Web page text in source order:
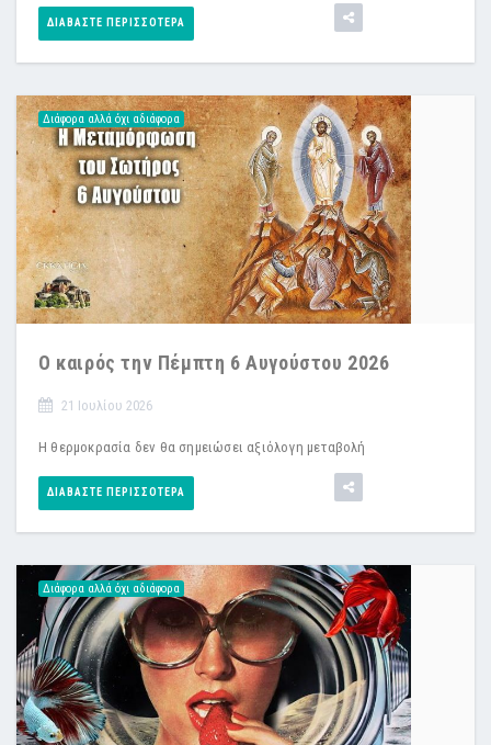
ΔΙΑΒΆΣΤΕ ΠΕΡΙΣΣΌΤΕΡΑ
Διάφορα αλλά όχι αδιάφορα
Ο καιρός την Πέμπτη 6 Αυγούστου 2026
21 Ιουλίου 2026
H θερμοκρασία δεν θα σημειώσει αξιόλογη μεταβολή
ΔΙΑΒΆΣΤΕ ΠΕΡΙΣΣΌΤΕΡΑ
Διάφορα αλλά όχι αδιάφορα